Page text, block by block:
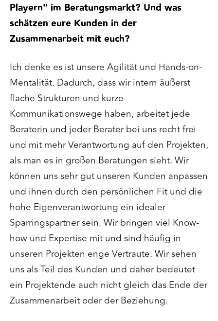
Playern" im Beratungsmarkt? Und was
schätzen eure Kunden in der
Zusammenarbeit mit euch?
Ich denke es ist unsere Agilität und Hands-on-
Mentalität. Dadurch, dass wir intern äußerst
flache Strukturen und kurze
Kommunikationswege haben, arbeitet jede
Beraterin und jeder Berater bei uns recht frei
und mit mehr Verantwortung auf den Projekten,
als man es in großen Beratungen sieht. Wir
können uns sehr gut unseren Kunden anpassen
und ihnen durch den persönlichen Fit und die
hohe Eigenverantwortung ein idealer
Sparringspartner sein. Wir bringen viel Know-
how und Expertise mit und sind häufig in
unseren Projekten enge Vertraute. Wir sehen
uns als Teil des Kunden und daher bedeutet
ein Projektende auch nicht gleich das Ende der
Zusammenarbeit oder der Beziehung.